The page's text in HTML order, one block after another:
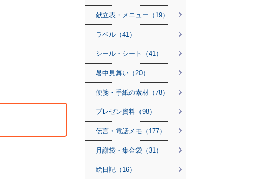
献立表・メニュー（19）
ラベル（41）
シール・シート（41）
暑中見舞い（20）
便箋・手紙の素材（78）
プレゼン資料（98）
伝言・電話メモ（177）
月謝袋・集金袋（31）
絵日記（16）